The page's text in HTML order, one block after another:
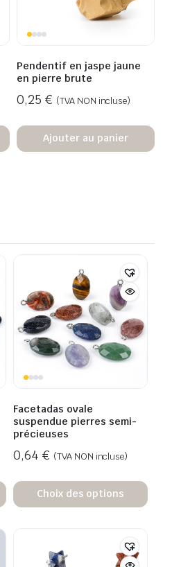
Pendentif en jaspe jaune
en pierre brute
0,25 € (TVA NON incluse)
Ajouter au panier
Facetadas ovale
suspendue pierres semi-
précieuses
0,64 € (TVA NON incluse)
Choix des options